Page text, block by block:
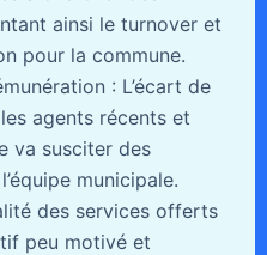
ainsi le turnover et
pour la commune.
: L’écart de
agents récents et
va susciter des
municipale.
des services offerts
peu motivé et